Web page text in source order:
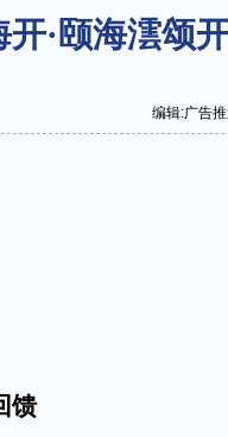
·颐海澐颂
编辑:广告
馈